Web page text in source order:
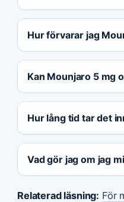
Hur förvarar jag
Kan Mounjaro 5 mg
Hur lång tid tar det
Vad gör jag om jag
Relaterad läsning: För